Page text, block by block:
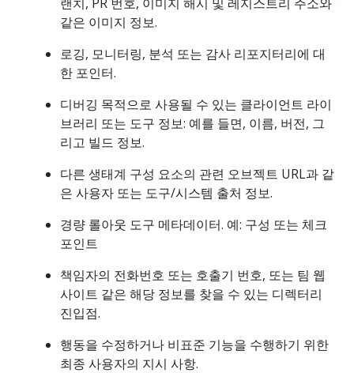
같은 이미지 정보.
로깅, 모니터링, 분석 또는 감사 리포지터리에 대
한 포인터.
디버깅 목적으로 사용될 수 있는 클라이언트 라이
브러리 또는 도구 정보: 예를 들면, 이름, 버전, 그
리고 빌드 정보.
다른 생태계 구성 요소의 관련 오브젝트 URL과 같
은 사용자 또는 도구/시스템 출처 정보.
경량 롤아웃 도구 메타데이터. 예: 구성 또는 체크
포인트
책임자의 전화번호 또는 호출기 번호, 또는 팀 웹
사이트 같은 해당 정보를 찾을 수 있는 디렉터리
진입점.
행동을 수정하거나 비표준 기능을 수행하기 위한
최종 사용자의 지시 사항.